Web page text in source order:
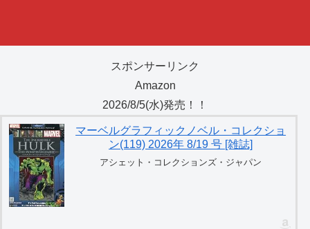
スポンサーリンク
Amazon
2026/8/5(水)発売！！
マーベルグラフィックノベル・コレクショ
ン(119) 2026年 8/19 号 [雑誌]
アシェット・コレクションズ・ジャパン